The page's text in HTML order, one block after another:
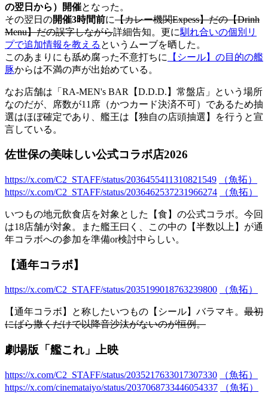
の翌日から）開催となった。
その翌日の開催3時間前に【カレー機関Expess】だの【Drinh
Menu】だの誤字しながら詳細告知。更に馴れ合いの個別リ
プで追加情報を教える というムーブを晒した。
このあまりにも舐め腐った不意打ちに
【シール】の目的の艦
豚からは不満の声が出始めている。
なお店舗は「RA-MEN's BAR【D.D.D.】常盤店」という場所
なのだが、席数が11席（かつカード決済不可）であるため抽
選はほぼ確定であり、艦王は【独自の店頭抽選】を行うと宣
言している。
佐世保の美味しい公式コラボ店2026
https://x.com/C2_STAFF/status/2036455411310821549
（魚拓）
https://x.com/C2_STAFF/status/2036462537231966274
（魚拓）
いつもの地元飲食店を対象とした【食】の公式コラボ。今回
は18店舗が対象。また艦王曰く、この中の【半数以上】が通
年コラボへの参加を準備or検討中らしい。
【通年コラボ】
https://x.com/C2_STAFF/status/2035199018763239800 （魚拓）
【通年コラボ】と称したいつもの【シール】バラマキ。 最初
にばら撒くだけで以降音沙汰がないのが恒例。
劇場版「艦これ」上映
https://x.com/C2_STAFF/status/2035217633017307330
（魚拓）
https://x.com/cinemataiyo/status/2037068733446054337
（魚拓）